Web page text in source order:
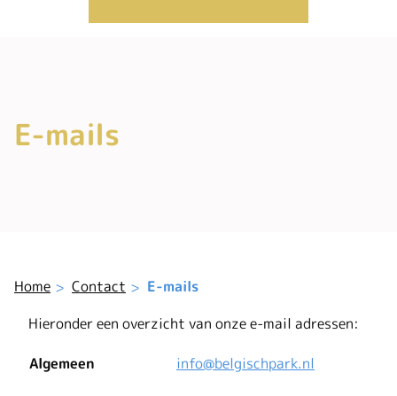
Home Contact E-mails
E-mails
Hieronder een overzicht van onze e-mail adressen:
Algemeen info@belgischpark.nl